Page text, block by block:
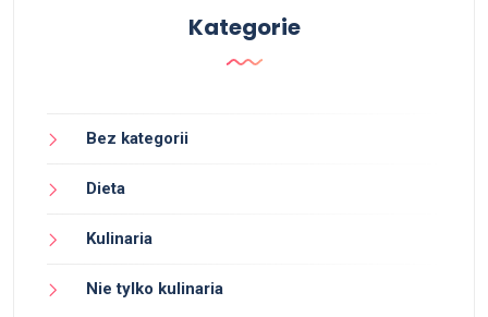
Kategorie
Bez kategorii
Dieta
Kulinaria
Nie tylko kulinaria